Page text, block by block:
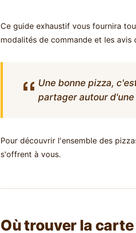
Ce guide exhaustif vous fournira
modalités de commande et les
Une bonne pizza,
partager autour
Pour découvrir l'ensemble des
s'offrent à vous.
Où trouver la